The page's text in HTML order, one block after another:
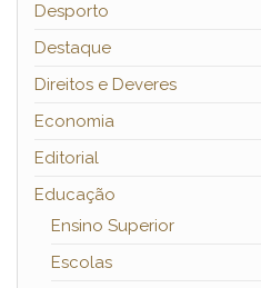
Desporto
Destaque
Direitos e Deveres
Economia
Editorial
Educação
Ensino Superior
Escolas